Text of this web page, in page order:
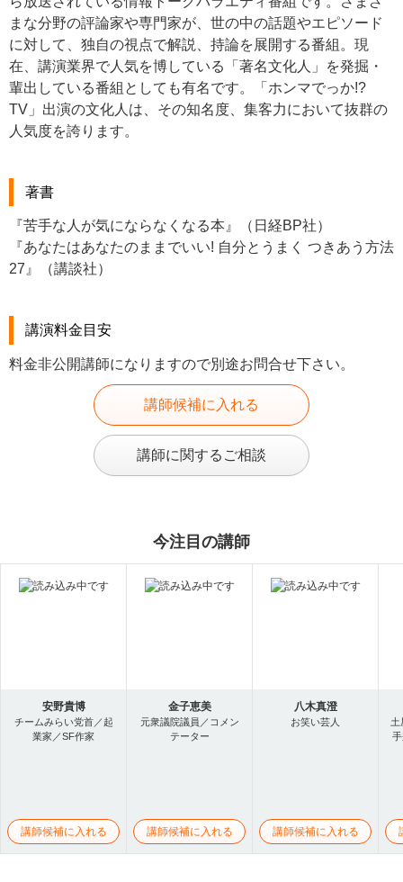
まな分野の評論家や専門家が、世の中の話題やエピソード
に対して、独自の視点で解説、持論を展開する番組。現
在、講演業界で人気を博している「著名文化人」を発掘・
輩出している番組としても有名です。「ホンマでっか!?
TV」出演の文化人は、その知名度、集客力において抜群の
人気度を誇ります。
著書
『苦手な人が気にならなくなる本』（日経BP社）
『あなたはあなたのままでいい! 自分とうまく つきあう方法
27』（講談社）
講演料金目安
料金非公開講師になりますので別途お問合せ下さい。
講師候補に入れる
講師に関するご相談
今注目の講師
安野貴博
チームみらい党首／起
業家／SF作家
講師候補に入れる
金子恵美
元衆議院議員／コメン
テーター
講師候補に入れる
八木真澄
お笑い芸人
講師候補に入れる
土